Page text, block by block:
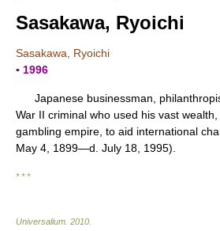
Sasakawa, Ryoichi
Sasakawa, Ryoichi
▪ 1996
Japanese businessman,
War II criminal who used his vast
gambling empire, to aid international
May 4, 1899—d. July 18, 1995).
* * *
Universalium 2010